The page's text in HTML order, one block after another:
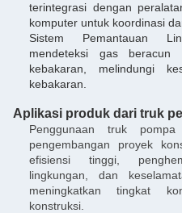
terintegrasi dengan
komputer untuk koordinasi
Sistem Pemantauan
mendeteksi gas
kebakaran, melindungi
kebakaran.
Aplikasi produk dari truk
Penggunaan truk
pengembangan proyek
efisiensi tinggi,
lingkungan, dan
meningkatkan tingkat
konstruksi.